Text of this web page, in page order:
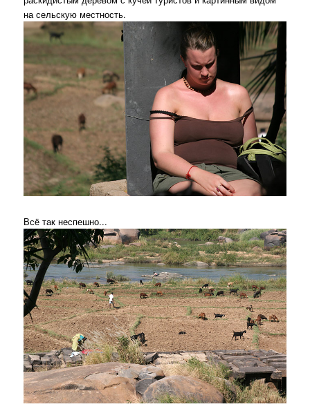
на сельскую местность.
Всё так неспешно...